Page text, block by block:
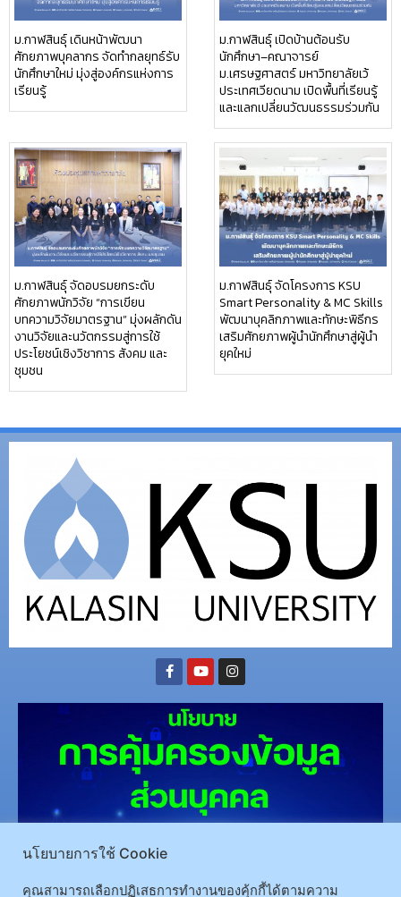
ม.กาฬสินธุ์ เดินหน้าพัฒนา
ศักยภาพบุคลากร จัดทำกลยุทธ์รับ
นักศึกษาใหม่ มุ่งสู่องค์กรแห่งการ
เรียนรู้
ม.กาฬสินธุ์ เปิดบ้านต้อนรับ
นักศึกษา–คณาจารย์
ม.เศรษฐศาสตร์ มหาวิทยาลัยเว้
ประเทศเวียดนาม เปิดพื้นที่เรียนรู้
และแลกเปลี่ยนวัฒนธรรมร่วมกัน
ม.กาฬสินธุ์ จัดอบรมยกระดับ
ศักยภาพนักวิจัย “การเขียน
บทความวิจัยมาตรฐาน” มุ่งผลักดัน
งานวิจัยและนวัตกรรมสู่การใช้
ประโยชน์เชิงวิชาการ สังคม และ
ชุมชน
ม.กาฬสินธุ์ จัดโครงการ KSU
Smart Personality & MC Skills
พัฒนาบุคลิกภาพและทักษะพิธีกร
เสริมศักยภาพผู้นำนักศึกษาสู่ผู้นำ
ยุคใหม่
043-602-044
นโยบายการใช้ Cookie
คุณสามารถเลือกปฏิเสธการทำงานของคุ้กกี้ได้ตามความ